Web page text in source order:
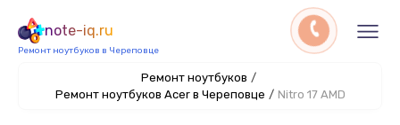
note-iq.ru
Ремонт ноутбуков в Череповце
Ремонт ноутбуков /
Ремонт ноутбуков Acer в Череповце / Nitro 17 AMD